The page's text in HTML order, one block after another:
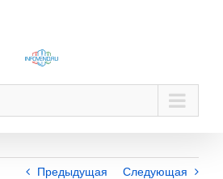
Предыдущая Следующая